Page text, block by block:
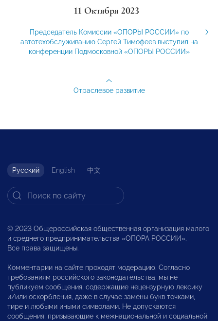
11 Октября 2023
Председатель Комиссии «ОПОРЫ РОССИИ» по
автотехобслуживанию Сергей Тимофеев выступил на
конференции Подмосковной «ОПОРЫ РОССИИ»
Отраслевое развитие
Русский English 中文
© 2023 Общероссийская общественная организация малого
и среднего предпринимательства «ОПОРА РОССИИ».
Все права защищены.
Комментарии на сайте проходят модерацию. Согласно
требованиям российского законодательства, мы не
публикуем сообщения, содержащие нецензурную лексику
и/или оскорбления, даже в случае замены букв точками,
тире и любыми иными символами. Не допускаются
сообщения, призывающие к межнациональной и социальной